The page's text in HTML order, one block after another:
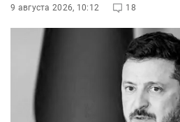
9 августа 2026, 10:12 18